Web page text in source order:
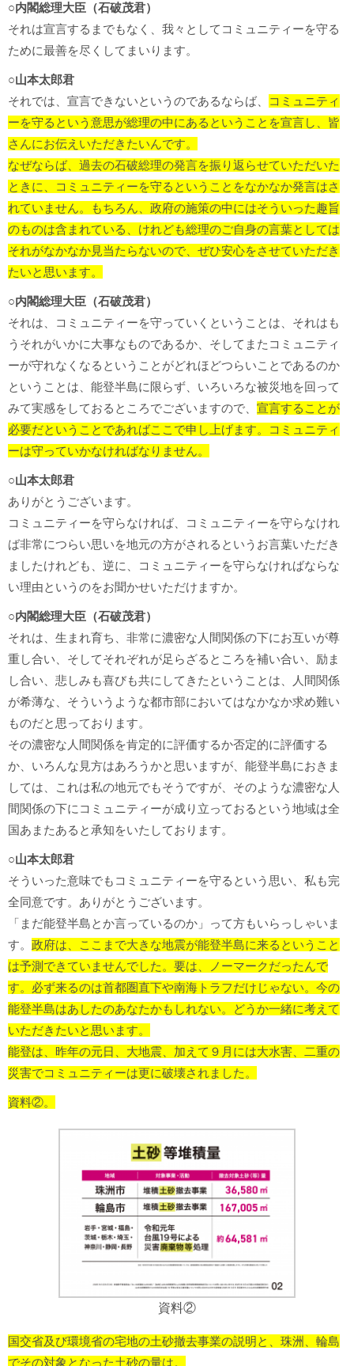
○内閣総理大臣（石破茂君）
それは宣言するまでもなく、我々としてコミュニティーを守る
ために最善を尽くしてまいります。
○山本太郎君
それでは、宣言できないというのであるならば、
コミュニティ
ーを守るという意思が総理の中にあるということを宣言し、皆
さんにお伝えいただきたいんです。
なぜならば、過去の石破総理の発言を振り返らせていただいた
ときに、コミュニティーを守るということをなかなか発言はさ
れていません。もちろん、政府の施策の中にはそういった趣旨
のものは含まれている、けれども総理のご自身の言葉としては
それがなかなか見当たらないので、ぜひ安心をさせていただき
たいと思います。
○内閣総理大臣（石破茂君）
それは、コミュニティーを守っていくということは、それはも
うそれがいかに大事なものであるか、そしてまたコミュニティ
ーが守れなくなるということがどれほどつらいことであるのか
ということは、能登半島に限らず、いろいろな被災地を回って
みて実感をしておるところでございますので、 宣言することが
必要だということであればここで申し上げます。コミュニティ
ーは守っていかなければなりません。
○山本太郎君
ありがとうございます。
コミュニティーを守らなければ、コミュニティーを守らなけれ
ば非常につらい思いを地元の方がされるというお言葉いただき
ましたけれども、逆に、コミュニティーを守らなければならな
い理由というのをお聞かせいただけますか。
○内閣総理大臣（石破茂君）
それは、生まれ育ち、非常に濃密な人間関係の下にお互いが尊
重し合い、そしてそれぞれが足らざるところを補い合い、励ま
し合い、悲しみも喜びも共にしてきたということは、人間関係
が希薄な、そういうような都市部においてはなかなか求め難い
ものだと思っております。
その濃密な人間関係を肯定的に評価するか否定的に評価する
か、いろんな見方はあろうかと思いますが、能登半島におきま
しては、これは私の地元でもそうですが、そのような濃密な人
間関係の下にコミュニティーが成り立っておるという地域は全
国あまたあると承知をいたしております。
○山本太郎君
そういった意味でもコミュニティーを守るという思い、私も完
全同意です。ありがとうございます。
「まだ能登半島とか言っているのか」って方もいらっしゃいま
す。 政府は、ここまで大きな地震が能登半島に来るということ
は予測できていませんでした。要は、ノーマークだったんで
す。必ず来るのは首都圏直下や南海トラフだけじゃない。今の
能登半島はあしたのあなたかもしれない。どうか一緒に考えて
いただきたいと思います。
能登は、昨年の元日、大地震、加えて９月には大水害、二重の
災害でコミュニティーは更に破壊されました。
資料②。
資料②
国交省及び環境省の宅地の土砂撤去事業の説明と、珠洲、輪島
でその対象となった土砂の量は。